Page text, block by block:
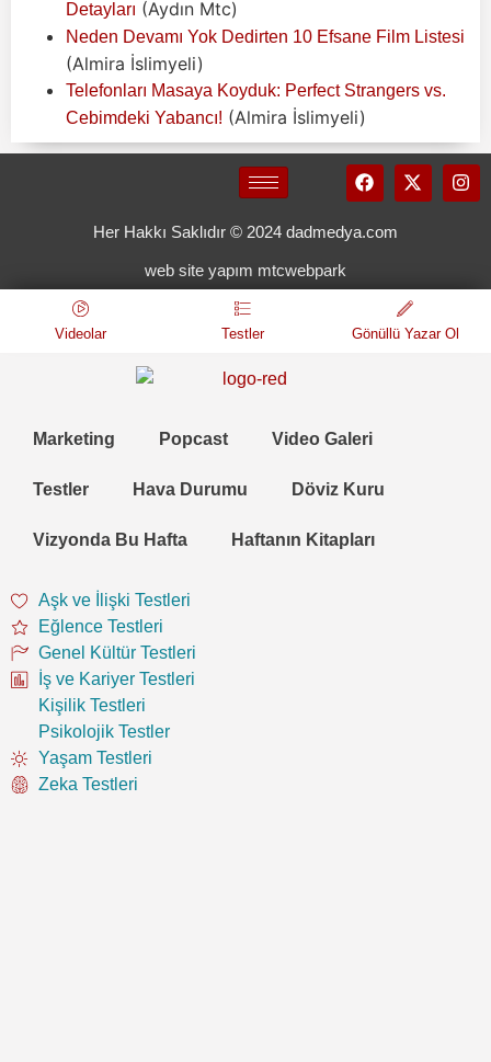
Detayları (Aydın Mtc)
Neden Devamı Yok Dedirten 10 Efsane Film Listesi
(Almira İslimyeli)
Telefonları Masaya Koyduk: Perfect Strangers vs.
Cebimdeki Yabancı! (Almira İslimyeli)
Her Hakkı Saklıdır © 2024 dadmedya.com
web site yapım mtcwebpark
Videolar Testler Gönüllü Yazar Ol
Marketing Popcast Video Galeri
Testler Hava Durumu Döviz Kuru
Vizyonda Bu Hafta Haftanın Kitapları
Aşk ve İlişki Testleri
Eğlence Testleri
Genel Kültür Testleri
İş ve Kariyer Testleri
Kişilik Testleri
Psikolojik Testler
Yaşam Testleri
Zeka Testleri